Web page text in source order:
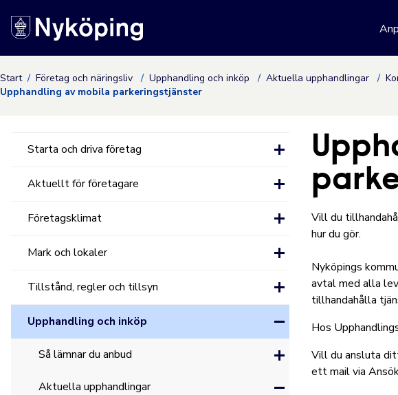
Nyköpings kommuns
Start Företag och näringsliv Upphandling och inköp Aktuella upphandlingar
Upphandling av mobila parkeringstjänster
Vill du
hur du gör.
Nyköpings
avtal med alla
tillhandahålla
Hos
Vill du ansluta
ett mail via
Starta och driva företag
Aktuellt för företagare
Företagsklimat
Mark och lokaler
Tillstånd, regler och tillsyn
Upphandling och inköp
Så lämnar du anbud
Aktuella upphandlingar